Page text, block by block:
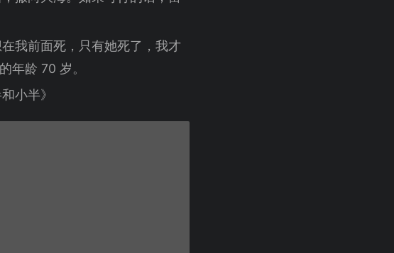
我前面死，只有她死了，我才
年龄 70 岁。
小半》